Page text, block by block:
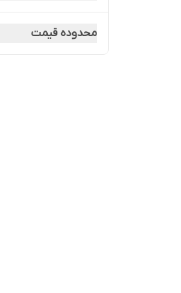
محدوده قیمت